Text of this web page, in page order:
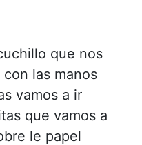
que nos
las manos
vamos a ir
que vamos a
le papel